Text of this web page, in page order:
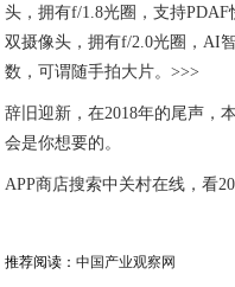
头，拥有f/1.8光圈，支持
双摄像头，拥有f/2.0光圈，AI
数，可谓随手拍大片。>>>
辞旧迎新，在2018年的尾声，
会是你想要的。
APP商店搜索中关村在线，看
推荐阅读：中国产业观察网